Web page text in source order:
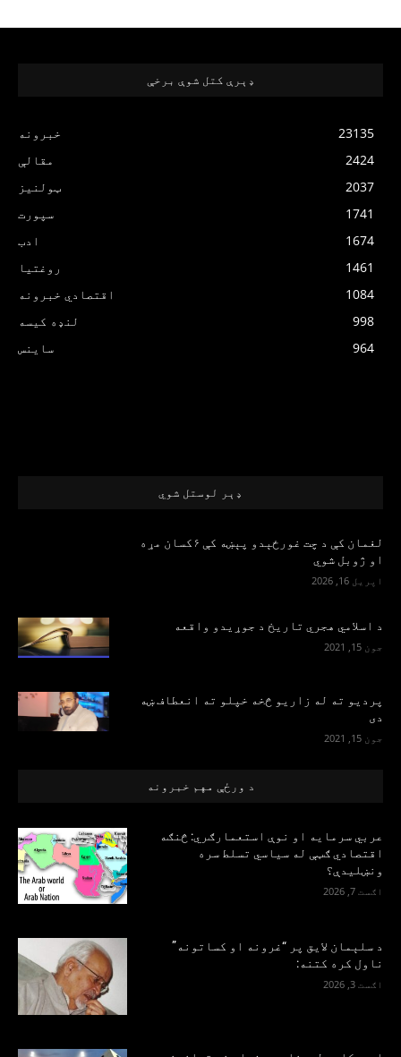
ډېرې کتل شوې برخې
خبرونه
23135
مقالې
2424
ټولنیز
2037
سپورت
1741
ادب
1674
روغتیا
1461
اقتصادي خبرونه
1084
لنډه کیسه
998
ساینس
964
ډېر لوستل شوي
لغمان کې د چت غورځېدو پېښه کې ۶کسان مړه
او ژوبل شوي
اپریل 16, 2026
د اسلامي هجري تاریخ د جوړیدو واقعه
جون 15, 2021
پرديو ته له زاريو څخه خپلو ته انعطاف ښه
دی
جون 15, 2021
د ورځې مهم خبرونه
عربي سرمایه او نوې استعمارګري: څنګه
اقتصادي ګټې له سیاسي تسلط سره
ونښلیدې؟
اګست 7, 2026
د سلېمان لایق پر “غرونه او کساتونه”
ناول کره کتنه:
اګست 3, 2026